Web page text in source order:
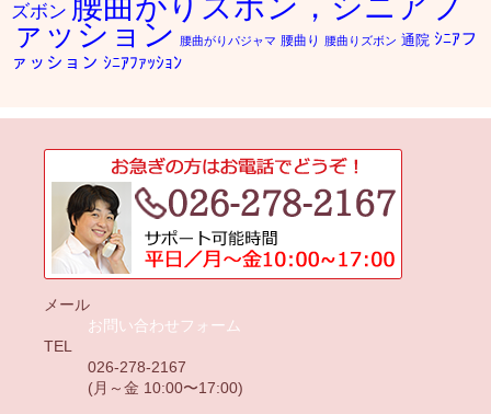
ズボン
ァッション 腰曲がりパジャマ 腰曲り 腰曲りズボン 通院 ｼﾆｱフ
ァッション ｼﾆｱﾌｧｯｼｮﾝ
メール
お問い合わせフォーム
TEL
026-278-2167
(月～金 10:00〜17:00)